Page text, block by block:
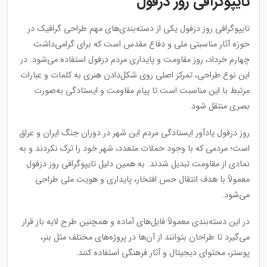
تایپوگرافی روز دزفول یکی از دسته‌بندی‌های مهم طراحی گرافیک در
حوزه آثار مناسبتی ملی و دفاع مقدس است که برای گرامی‌داشت
چهارم خرداد، روز مقاومت و پایداری مردم دزفول استفاده می‌شود. در
این نوع طراحی، تمرکز اصلی روی شکل‌دادن هنری به کلمات و عبارات
مرتبط با این مناسبت است تا پیام مقاومت و ایستادگی به‌صورت
بصری منتقل شود.
روز دزفول یادآور ایستادگی مردم این شهر در دوران جنگ ایران و عراق
است؛ مردمی که با وجود حملات متعدد، شهر خود را ترک نکردند و به
نمادی از مقاومت تبدیل شدند. به همین دلیل تایپوگرافی روز دزفول
معمولاً با هدف انتقال حس افتخار، پایداری و هویت ملی طراحی
می‌شود.
در این دسته‌بندی معمولاً فایل‌های آماده و همچنین طرح لایه باز قرار
می‌گیرد تا طراحان بتوانند از آن‌ها در پروژه‌های مختلف مثل بنر،
پوستر، محتوای دیجیتال و آثار فرهنگی استفاده کنند.